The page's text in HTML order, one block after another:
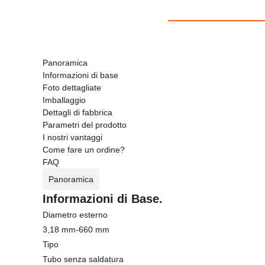
Panoramica
Informazioni di base
Foto dettagliate
Imballaggio
Dettagli di fabbrica
Parametri del prodotto
I nostri vantaggi
Come fare un ordine?
FAQ
Panoramica
Informazioni di Base.
Diametro esterno
3,18 mm-660 mm
Tipo
Tubo senza saldatura